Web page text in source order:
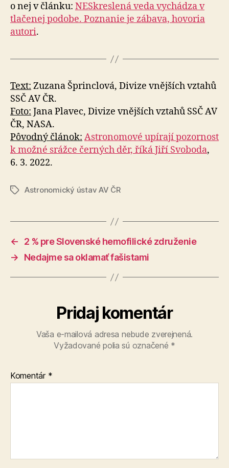
o nej v článku: NESkreslená veda vychádza v
tlačenej podobe. Poznanie je zábava, hovoria
autori.
Text: Zuzana Šprinclová, Divize vnějších vztahů
SSČ AV ČR.
Foto: Jana Plavec, Divize vnějších vztahů SSČ AV
ČR, NASA.
Pôvodný článok: Astronomové upírají pozornost
k možné srážce černých děr, říká Jiří Svoboda,
6. 3. 2022.
ZnačkyAstronomický ústav AV ČR
←
2 % pre Slovenské hemofilické združenie
→
Nedajme sa oklamať fašistami
Pridaj komentár
Vaša e-mailová adresa nebude zverejnená.
Vyžadované polia sú označené *
Komentár *